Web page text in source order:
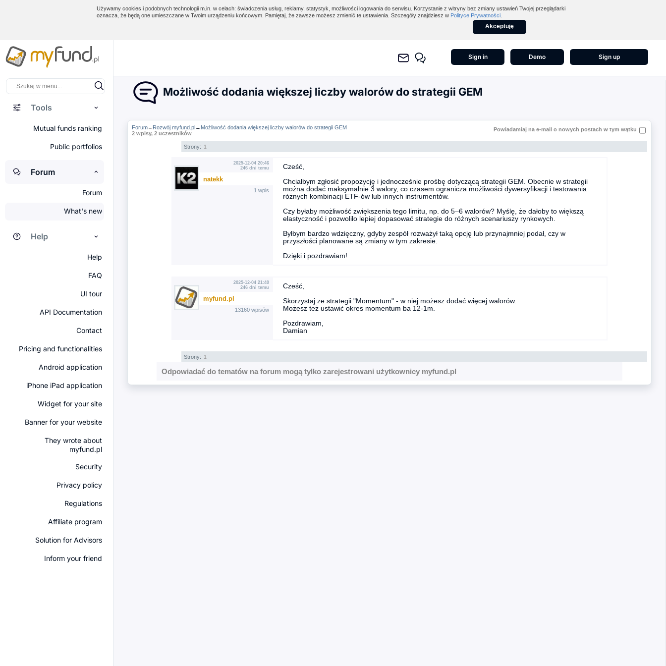
Używamy cookies i podobnych technologii m.in. w celach: świadczenia usług, reklamy, statystyk, możliwości logowania do serwisu. Korzystanie z witryny bez zmiany ustawień Twojej przeglądarki
oznacza, że będą one umieszczane w Twoim urządzeniu końcowym. Pamiętaj, że zawsze możesz zmienić te ustawienia. Szczegóły znajdziesz w Polityce Prywatności
Akceptuję
Tools
Mutual funds ranking
Public portfolios
Forum
Forum
What's new
Help
Help
FAQ
UI tour
API Documentation
Contact
Pricing and functionalities
Android application
iPhone iPad application
Widget for your site
Banner for your website
They wrote about
myfund.pl
Security
Privacy policy
Regulations
Affiliate program
Solution for Advisors
Inform your friend
Sign in Demo Sign up
Możliwość dodania większej liczby walorów do strategii GEM
Forum→ Rozwój myfund.pl→ Możliwość dodania większej liczby walorów do strategii GEM
2 wpisy, 2 uczestników
Powiadamiaj na e-mail o nowych postach w tym wątku
Strony: 1
2025-12-04 20:46
246 dni temu
natekk
1 wpis
Cześć,
Chciałbym zgłosić propozycję i jednocześnie prośbę dotyczącą strategii GEM. Obecnie w strategii
można dodać maksymalnie 3 walory, co czasem ogranicza możliwości dywersyfikacji i testowania
różnych kombinacji ETF-ów lub innych instrumentów.
Czy byłaby możliwość zwiększenia tego limitu, np. do 5–6 walorów? Myślę, że dałoby to większą
elastyczność i pozwoliło lepiej dopasować strategie do różnych scenariuszy rynkowych.
Byłbym bardzo wdzięczny, gdyby zespół rozważył taką opcję lub przynajmniej podał, czy w
przyszłości planowane są zmiany w tym zakresie.
Dzięki i pozdrawiam!
2025-12-04 21:40
246 dni temu
myfund.pl
13160 wpisów
Cześć,
Skorzystaj ze strategii "Momentum" - w niej możesz dodać więcej walorów.
Możesz też ustawić okres momentum ba 12-1m.
Pozdrawiam,
Damian
Strony: 1
Odpowiadać do tematów na forum mogą tylko zarejestrowani użytkownicy myfund.pl